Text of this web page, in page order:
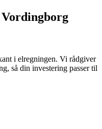
i elregningen. Vi rådgiver
så din investering passer til